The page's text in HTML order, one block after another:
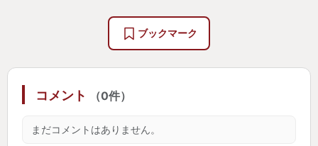
ブックマーク
コメント （0件）
まだコメントはありません。